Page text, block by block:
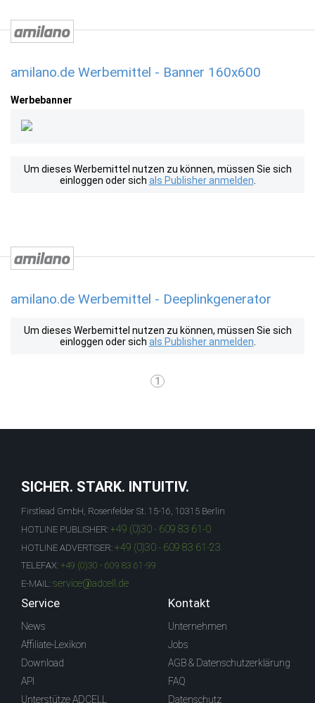
amilano.de Werbemittel - Banner 160x600
Werbebanner
Um dieses Werbemittel nutzen zu können, müssen Sie sich
einloggen oder sich als Publisher anmelden
amilano.de Werbemittel - Deeplinkgenerator
Um dieses Werbemittel nutzen zu können, müssen Sie sich
einloggen oder sich als Publisher anmelden
1
SICHER. STARK. INTUITIV.
Firstlead GmbH, Rosenfelder St. 15-16, 10315 Berlin
HOTLINE PUBLISHER: +49 (0)30 - 609 83 61-0
HOTLINE ADVERTISER: +49 (0)30 - 609 83 61-23
TELEFAX: +49 (0)30 - 609 83 61-99
E-MAIL: service@adcell.de
Service
News
Affiliate-Lexikon
Download
API
Unterstütze ADCELL
Kontakt
Unternehmen
Jobs
AGB & Datenschutzerklärung
FAQ
Datenschutz